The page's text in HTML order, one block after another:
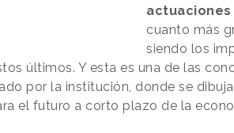
actuaciones
cuanto más
siendo los
últimos. Y esta es una de las
por la institución, donde se
el futuro a corto plazo de la